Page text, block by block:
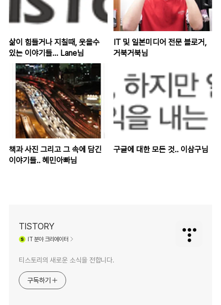
삶이 힘들거나 지칠때, 웃을수
있는 이야기들... Lane님
IT 및 일본미디어 전문 블로거,
거북거북님
책과 사진 그리고 그 속에 담긴
이야기들.. 혜민아빠님
구글에 대한 모든 것.. 이삼구님
TISTORY
IT 분야 크리에이터
티스토리의 새로운 소식을 전합니다.
구독하기